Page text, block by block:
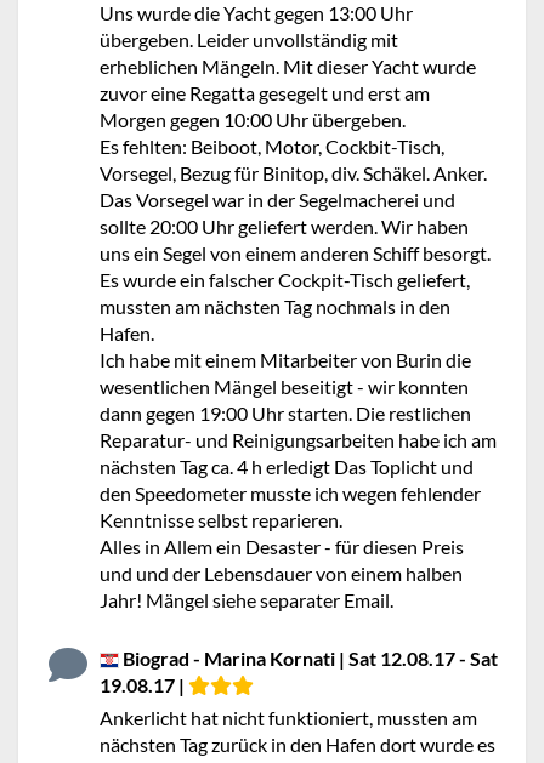
Uns wurde die Yacht gegen 13:00 Uhr
übergeben. Leider unvollständig mit
erheblichen Mängeln. Mit dieser Yacht wurde
zuvor eine Regatta gesegelt und erst am
Morgen gegen 10:00 Uhr übergeben.
Es fehlten: Beiboot, Motor, Cockbit-Tisch,
Vorsegel, Bezug für Binitop, div. Schäkel. Anker.
Das Vorsegel war in der Segelmacherei und
sollte 20:00 Uhr geliefert werden. Wir haben
uns ein Segel von einem anderen Schiff besorgt.
Es wurde ein falscher Cockpit-Tisch geliefert,
mussten am nächsten Tag nochmals in den
Hafen.
Ich habe mit einem Mitarbeiter von Burin die
wesentlichen Mängel beseitigt - wir konnten
dann gegen 19:00 Uhr starten. Die restlichen
Reparatur- und Reinigungsarbeiten habe ich am
nächsten Tag ca. 4 h erledigt Das Toplicht und
den Speedometer musste ich wegen fehlender
Kenntnisse selbst reparieren.
Alles in Allem ein Desaster - für diesen Preis
und und der Lebensdauer von einem halben
Jahr! Mängel siehe separater Email.
Biograd - Marina Kornati | Sat 12.08.17 - Sat
19.08.17 |
Ankerlicht hat nicht funktioniert, mussten am
nächsten Tag zurück in den Hafen dort wurde es